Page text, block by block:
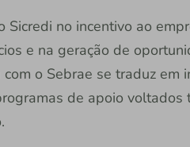
no incentivo ao
e na geração de
o Sebrae se traduz em
de apoio voltados